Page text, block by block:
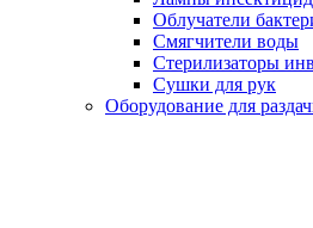
Облучатели
Смягчители воды
Стерилизаторы
Сушки для рук
Оборудование для